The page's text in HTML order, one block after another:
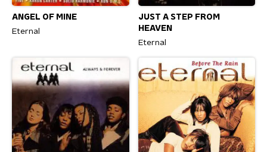
ANGEL OF MINE
Eternal
JUST A STEP FROM
HEAVEN
Eternal